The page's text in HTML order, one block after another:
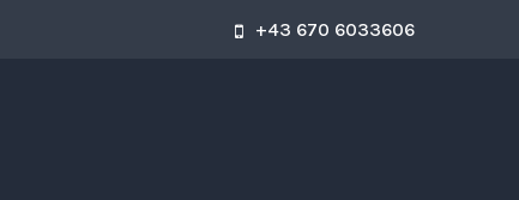
+43 670 6033606